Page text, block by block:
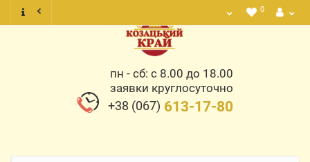
0
пн - сб: с 8.00 до 18.00
заявки круглосуточно
+38 (067) 613-17-80